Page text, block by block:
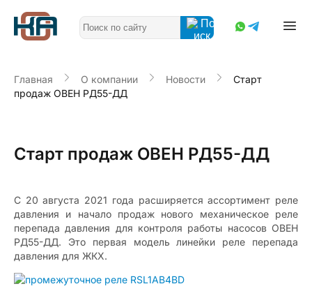
Главная О компании Новости
Cтарт
продаж ОВЕН РД55-ДД
Cтарт продаж ОВЕН РД55-ДД
С 20 августа 2021 года расширяется ассортимент реле
давления и начало продаж нового механическое реле
перепада давления для контроля работы насосов ОВЕН
РД55-ДД. Это первая модель линейки реле перепада
давления для ЖКХ.